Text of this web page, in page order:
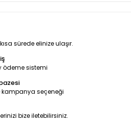
sürede elinize ulaşır.
ödeme sistemi
kampanya seçeneği
bize iletebilirsiniz.